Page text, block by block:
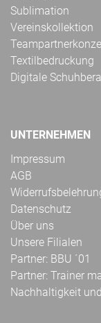
Sublimation
Vereinskollektion
Textilbedruckung
Digitale
UNTERNEHMEN
Impressum
AGB
Datenschutz
Über uns
Unsere Filialen
Partner: BBU ´01
Partner: Trainer
Nachhaltigkeit